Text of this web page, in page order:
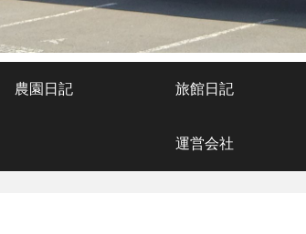
農園日記 旅館日記
運営会社